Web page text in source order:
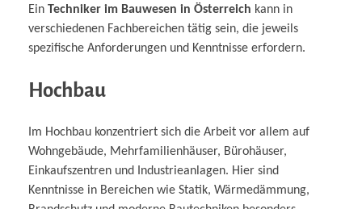
Ein Techniker im Bauwesen in Österreich kann in
verschiedenen Fachbereichen tätig sein, die jeweils
spezifische Anforderungen und Kenntnisse erfordern.
Hochbau
Im Hochbau konzentriert sich die Arbeit vor allem auf
Wohngebäude, Mehrfamilienhäuser, Bürohäuser,
Einkaufszentren und Industrieanlagen. Hier sind
Kenntnisse in Bereichen wie Statik, Wärmedämmung,